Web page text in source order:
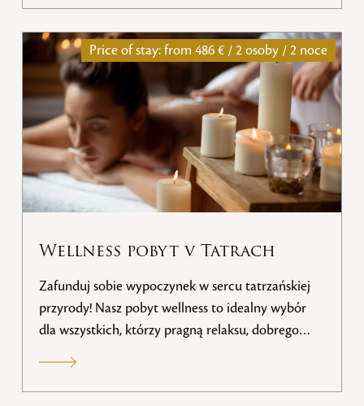
Wellness pobyt v Tatrach
Zafunduj sobie wypoczynek w sercu tatrzańskiej
przyrody! Nasz pobyt wellness to idealny wybór
dla wszystkich, którzy pragną relaksu, dobrego
Price of stay: from486 € / 2 osoby / 2 noce